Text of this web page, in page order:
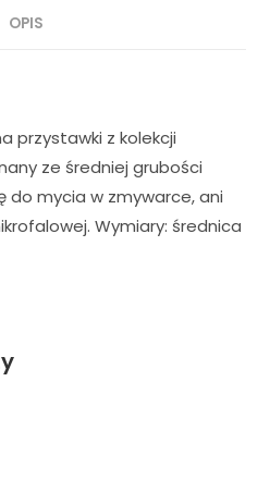
OPIS
przystawki z kolekcji
ze średniej grubości
do mycia w zmywarce, ani
Wymiary: średnica